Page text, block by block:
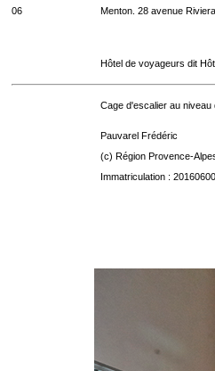
06 Menton. 28 avenue
Hôtel de voyageurs dit
Cage d'escalier au niveau
Pauvarel Frédéric
(c) Région Provence-
Immatriculation :